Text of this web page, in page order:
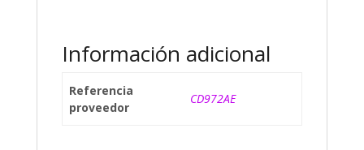
Información adicional
Referencia
proveedor
CD972AE